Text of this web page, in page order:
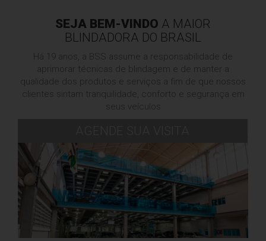
SEJA BEM-VINDO A MAIOR
BLINDADORA DO BRASIL
Há 19 anos, a BSS assume a responsabilidade de
aprimorar técnicas de blindagem e de manter a
qualidade dos produtos e serviços a fim de que nossos
clientes sintam tranquilidade, conforto e segurança em
seus veículos